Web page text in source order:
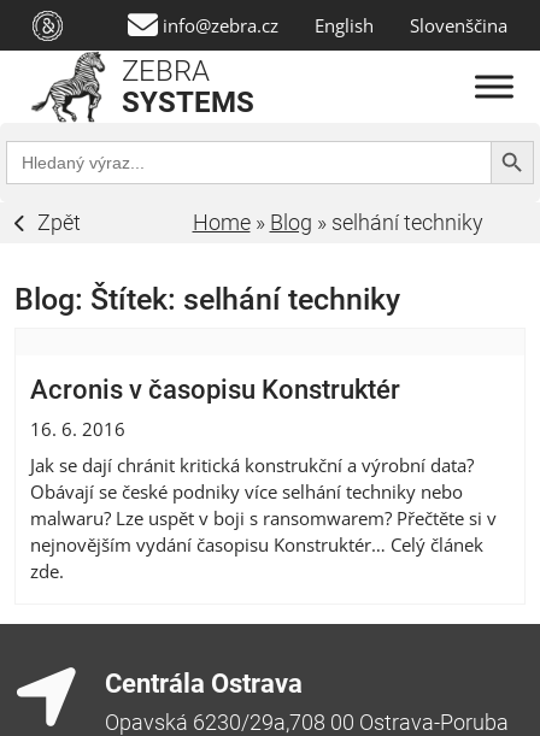
info@zebra.cz English Slovenščina
ZEBRA
SYSTEMS
Search
for:
Search
Zpět Home» Blog » selhání techniky
Blog: Štítek: selhání techniky
Acronis v časopisu Konstruktér
16. 6. 2016
Jak se dají chránit kritická konstrukční a výrobní data?
Obávají se české podniky více selhání techniky nebo
malwaru? Lze uspět v boji s ransomwarem? Přečtěte si v
nejnovějším vydání časopisu Konstruktér… Celý článek
zde.
Centrála Ostrava
Opavská 6230/29a,708 00 Ostrava-Poruba